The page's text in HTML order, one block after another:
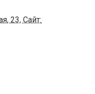
23, Сайт: